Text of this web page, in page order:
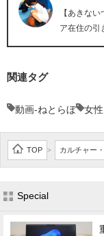
【あきな
ア在住の引
関連タグ
動画-ねとらぼ 女性
TOP > カルチャー
Special